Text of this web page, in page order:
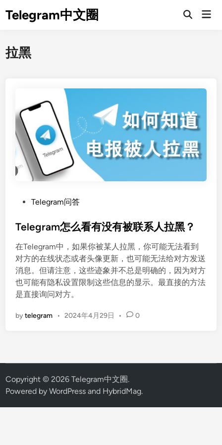
Telegram中文圈
Open
拉黑
s
e
d
i
n
Telegram问答
Telegram怎么看有没有被联系人拉黑？
在Telegram中，如果你被某人拉黑，你可能无法看到
对方的在线状态或者头像更新，也可能无法给对方发送
消息。但请注意，这些迹象并不总是明确的，因为对方
也可能有隐私设置限制这些信息的显示。最直接的方法
是直接询问对方。
bytelegram • 2024年4月29日 • 0
Copyright © 2026Telegram中文圈.
Powered byWordPress and HybridMag.